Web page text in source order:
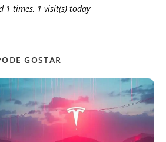
1 times, 1 visit(s) today
GOSTAR